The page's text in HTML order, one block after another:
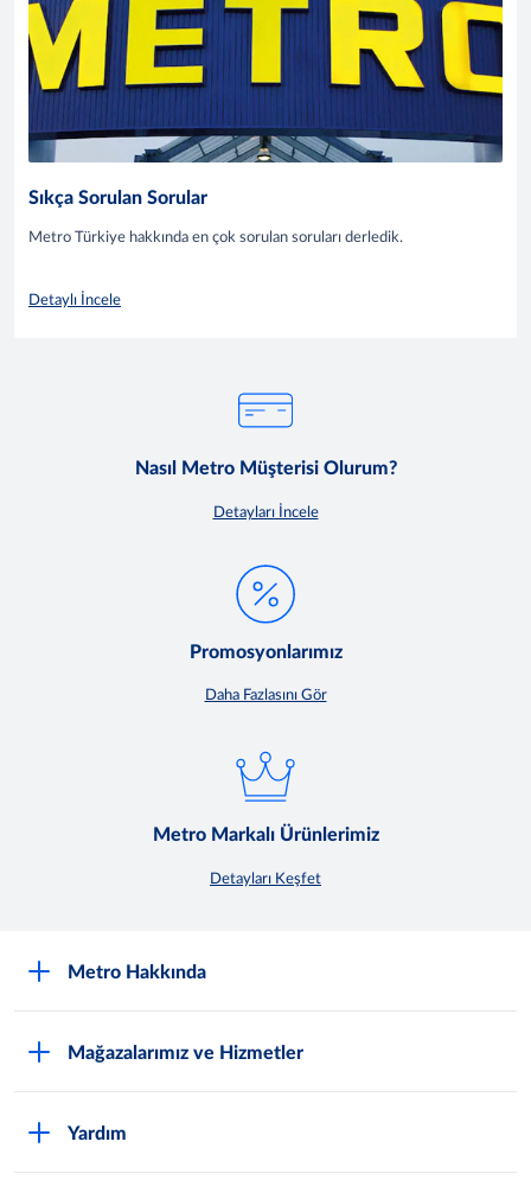
Sıkça Sorulan Sorular
Metro Türkiye hakkında en çok sorulan soruları derledik.
Detaylı İncele
Nasıl Metro Müşterisi Olurum?
Detayları İncele
Promosyonlarımız
Daha Fazlasını Gör
Metro Markalı Ürünlerimiz
Detayları Keşfet
Metro Hakkında
Mağazalarımız ve Hizmetler
Yardım